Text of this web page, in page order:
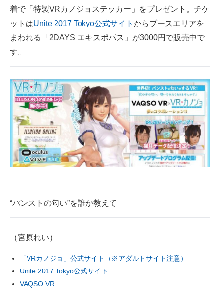
着で「特製VRカノジョステッカー」をプレゼント。チケ
ットはUnite 2017 Tokyo公式サイト からブースエリアを
まわれる「2DAYS エキスポパス」が3000円で販売中で
す。
“パンストの匂い”を誰か教えて
（宮原れい）
「VRカノジョ」公式サイト（※アダルトサイト注意）
Unite 2017 Tokyo公式サイト
VAQSO VR